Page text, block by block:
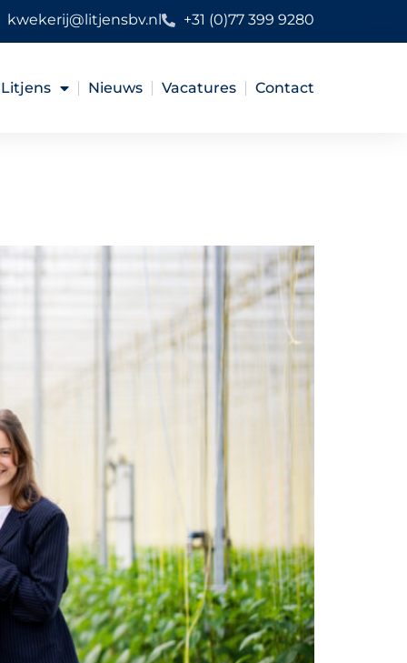
kwekerij@litjensbv.nl +31 (0)77 399 9280
Nieuws Vacatures Contact